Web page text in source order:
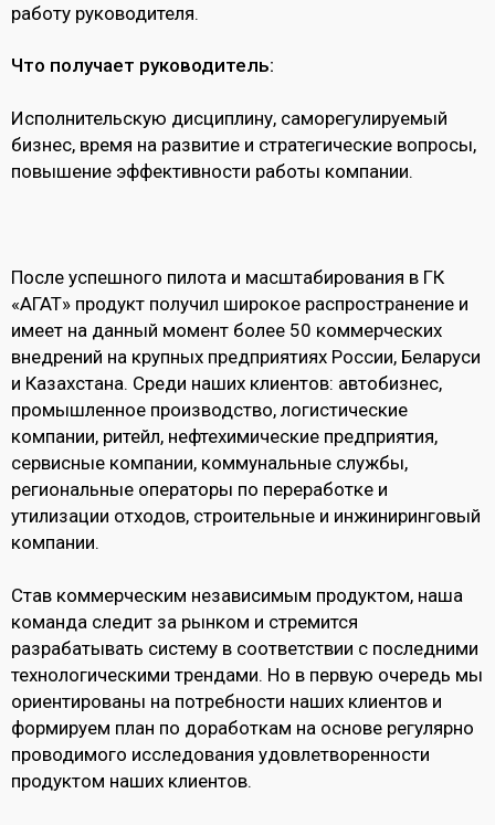
работу руководителя.
Что получает руководитель:
Исполнительскую дисциплину, саморегулируемый
бизнес, время на развитие и стратегические вопросы,
повышение эффективности работы компании.
После успешного пилота и масштабирования в ГК
«АГАТ» продукт получил широкое распространение и
имеет на данный момент более 50 коммерческих
внедрений на крупных предприятиях России, Беларуси
и Казахстана. Среди наших клиентов: автобизнес,
промышленное производство, логистические
компании, ритейл, нефтехимические предприятия,
сервисные компании, коммунальные службы,
региональные операторы по переработке и
утилизации отходов, строительные и инжиниринговый
компании.
Став коммерческим независимым продуктом, наша
команда следит за рынком и стремится
разрабатывать систему в соответствии с последними
технологическими трендами. Но в первую очередь мы
ориентированы на потребности наших клиентов и
формируем план по доработкам на основе регулярно
проводимого исследования удовлетворенности
продуктом наших клиентов.